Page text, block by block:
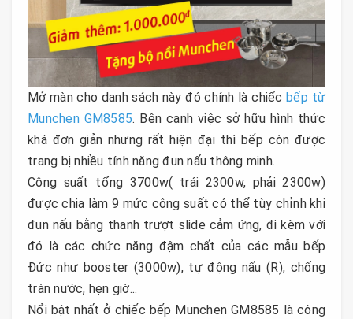
Mở màn cho danh sách này đó chính là chiếcbếp từ
Munchen GM8585. Bên cạnh việc sở hữu hình thức
khá đơn giản nhưng rất hiện đại thì bếp còn được
trang bị nhiều tính năng đun nấu thông minh.
Công suất tổng 3700w( trái 2300w, phải 2300w)
được chia làm 9 mức công suất có thể tùy chỉnh khi
đun nấu bằng thanh trượt slide cảm ứng, đi kèm với
đó là các chức năng đậm chất của các mẫu bếp
Đức như booster (3000w), tự động nấu (R), chống
tràn nước, hẹn giờ...
Nổi bật nhất ở chiếc bếp Munchen GM8585 là công